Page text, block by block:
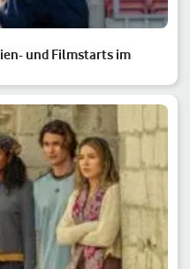
und Filmstarts im